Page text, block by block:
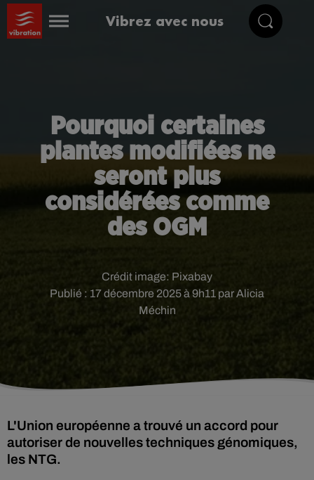
Vibrez avec nous
Pourquoi certaines
plantes modifiées ne
seront plus
considérées comme
des OGM
Publié : 17 décembre 2025 à 9h11 par Alicia
Méchin
Crédit image: Pixabay
L'Union européenne a trouvé un accord pour
autoriser de nouvelles techniques génomiques,
les NTG.